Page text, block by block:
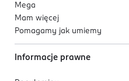
Mega
Mam więcej
Pomagamy jak umiemy
Informacje prawne